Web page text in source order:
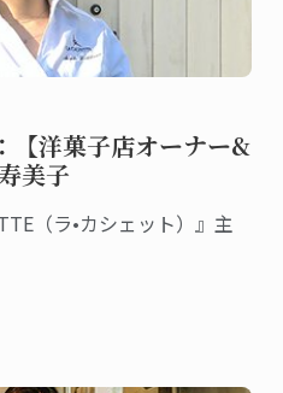
【洋菓子店オーナー&
美子
（ラ•カシェット）』主